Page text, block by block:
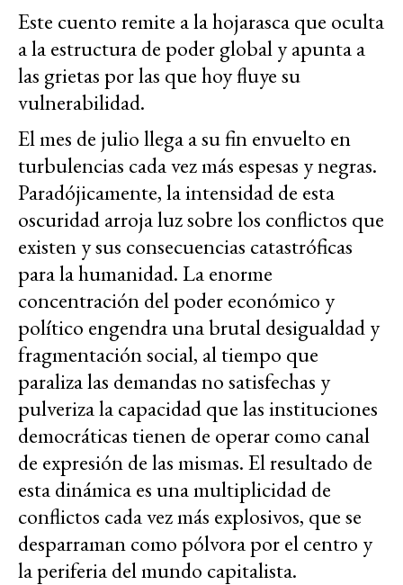
Este cuento remite a la hojarasca que oculta
a la estructura de poder global y apunta a
las grietas por las que hoy fluye su
vulnerabilidad.
El mes de julio llega a su fin envuelto en
turbulencias cada vez más espesas y negras.
Paradójicamente, la intensidad de esta
oscuridad arroja luz sobre los conflictos que
existen y sus consecuencias catastróficas
para la humanidad. La enorme
concentración del poder económico y
político engendra una brutal desigualdad y
fragmentación social, al tiempo que
paraliza las demandas no satisfechas y
pulveriza la capacidad que las instituciones
democráticas tienen de operar como canal
de expresión de las mismas. El resultado de
esta dinámica es una multiplicidad de
conflictos cada vez más explosivos, que se
desparraman como pólvora por el centro y
la periferia del mundo capitalista.